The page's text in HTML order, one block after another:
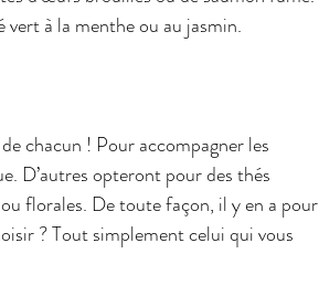
à la menthe ou au jasmin.
chacun ! Pour accompagner les
D’autres opteront pour des thés
florales. De toute façon, il y en a pour
? Tout simplement celui qui vous